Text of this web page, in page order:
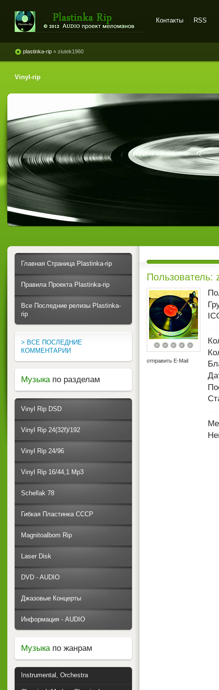
винила и магнитоальбомов
Контакты RSS
plastinka-rip » ziutek1960
Vinyl-rip
Пользователь:
отправить E-Mail
Главная Страница Plastinka-rip
Правила Проекта Plastinka-rip
Все Последние релизы Plastinka-
rip
> ВСЕ ПОСЛЕДНИЕ
КОММЕНТАРИИ
Музыка по разделам
Vinyl Rip DSD
Vinyl Rip 24(32f)/192
Vinyl Rip 24/96
Vinyl Rip 16/44,1 Mp3
Schellak 78
Гибкая Пластинка СССР
Magnitoalbom Rip
Laser Disk
DVD - AUDIO
Джазовые Концерты
Информация - AUDIO
Музыкапо жанрам
Instrumental, Orchestra